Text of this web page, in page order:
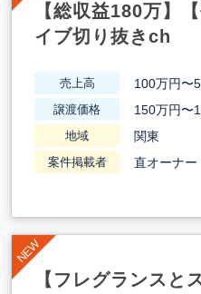
【総収益180万】
イブ切り抜きch
売上高 100万円〜
譲渡価格 150万円〜
地域 関東
案件掲載者 直オーナー
【フレグランスと